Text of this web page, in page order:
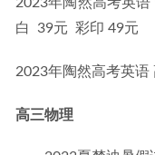
白  39元  彩印 49元
2023年陶然高考英语
高三物理